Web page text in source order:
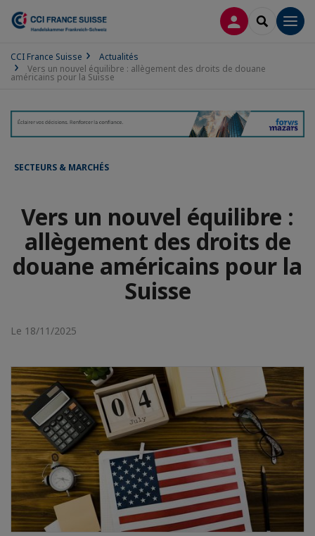
CONNEXION
CCI France Suisse
Actualités
Vers un nouvel équilibre : allègement des droits de douane
américains pour la Suisse
SECTEURS & MARCHÉS
Vers un nouvel équilibre :
allègement des droits de
douane américains pour la
Suisse
Le 18/11/2025